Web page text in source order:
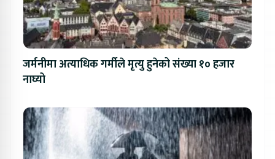
जर्मनीमा अत्याधिक गर्मीले मृत्यु हुनेको संख्या १० हजार
नाघ्यो